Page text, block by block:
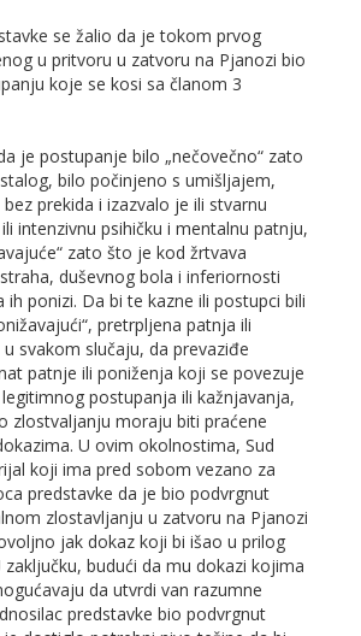
se žalio da je tokom prvog
u pritvoru u zatvoru na Pjanozi bio
koje se kosi sa članom 3
je postupanje bilo „nečovečno“ zato
bilo počinjeno s umišljajem,
prekida i izazvalo je ili stvarnu
intenzivnu psihičku i mentalnu patnju,
zato što je kod žrtvava
duševnog bola i inferiornosti
ponizi. Da bi te kazne ili postupci bili
pretrpljena patnja ili
svakom slučaju, da prevaziđe
patnje ili poniženja koji se povezuje
postupanja ili kažnjavanja,
zlostvaljanju moraju biti praćene
U ovim okolnostima, Sud
koji ima pred sobom vezano za
predstavke da je bio podvrgnut
zlostavljanju u zatvoru na Pjanozi
jak dokaz koji bi išao u prilog
budući da mu dokazi kojima
da utvrdi van razumne
predstavke bio podvrgnut